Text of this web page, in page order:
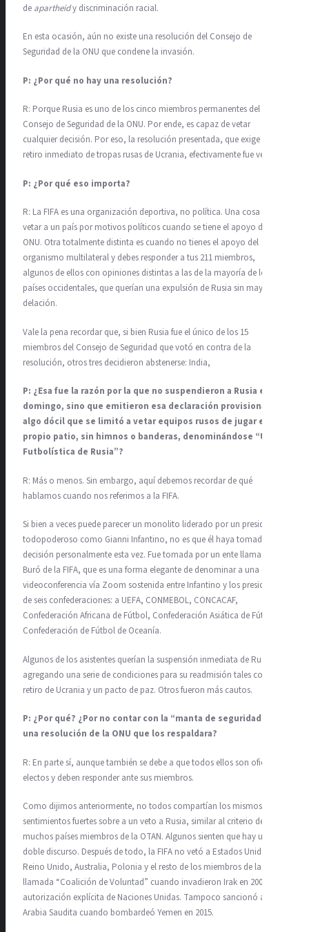
de apartheidy discriminación racial.
En esta ocasión, aún no existe una resolución del Consejo de
Seguridad de la ONU que condene la invasión.
P: ¿Por qué no hay una resolución?
R: Porque Rusia es uno de los cinco miembros permanentes del
Consejo de Seguridad de la ONU. Por ende, es capaz de vetar
cualquier decisión. Por eso, la resolución presentada, que exige el
retiro inmediato de tropas rusas de Ucrania, efectivamente fue vetada.
P: ¿Por qué eso importa?
R: La FIFA es una organización deportiva, no política. Una cosa es
vetar a un país por motivos políticos cuando se tiene el apoyo de la
ONU. Otra totalmente distinta es cuando no tienes el apoyo del
organismo multilateral y debes responder a tus 211 miembros,
algunos de ellos con opiniones distintas a las de la mayoría de los
países occidentales, que querían una expulsión de Rusia sin mayor
delación.
Vale la pena recordar que, si bien Rusia fue el único de los 15
miembros del Consejo de Seguridad que votó en contra de la
resolución, otros tres decidieron abstenerse: India,
P: ¿Esa fue la razón por la que no suspendieron a Rusia el
domingo, sino que emitieron esa declaración provisional
algo dócil que se limitó a vetar equipos rusos de jugar en su
propio patio, sin himnos o banderas, denominándose “Unión
Futbolística de Rusia”?
R: Más o menos. Sin embargo, aquí debemos recordar de qué
hablamos cuando nos referimos a la FIFA.
Si bien a veces puede parecer un monolito liderado por un presidente
todopoderoso como Gianni Infantino, no es que él haya tomado la
decisión personalmente esta vez. Fue tomada por un ente llamado
Buró de la FIFA, que es una forma elegante de denominar a una
videoconferencia vía Zoom sostenida entre Infantino y los presidentes
de seis confederaciones: a UEFA, CONMEBOL, CONCACAF,
Confederación Africana de Fútbol, Confederación Asiática de Fútbol y
Confederación de Fútbol de Oceanía.
Algunos de los asistentes querían la suspensión inmediata de Rusia,
agregando una serie de condiciones para su readmisión tales como el
retiro de Ucrania y un pacto de paz. Otros fueron más cautos.
P: ¿Por qué? ¿Por no contar con la “manta de seguridad” de
una resolución de la ONU que los respaldara?
R: En parte sí, aunque también se debe a que todos ellos son oficiales
electos y deben responder ante sus miembros.
Como dijimos anteriormente, no todos compartían los mismos
sentimientos fuertes sobre a un veto a Rusia, similar al criterio de
muchos países miembros de la OTAN. Algunos sienten que hay un
doble discurso. Después de todo, la FIFA no vetó a Estados Unidos,
Reino Unido, Australia, Polonia y el resto de los miembros de la
llamada “Coalición de Voluntad” cuando invadieron Irak en 2003 sin
autorización explícita de Naciones Unidas. Tampoco sancionó a
Arabia Saudita cuando bombardeó Yemen en 2015.